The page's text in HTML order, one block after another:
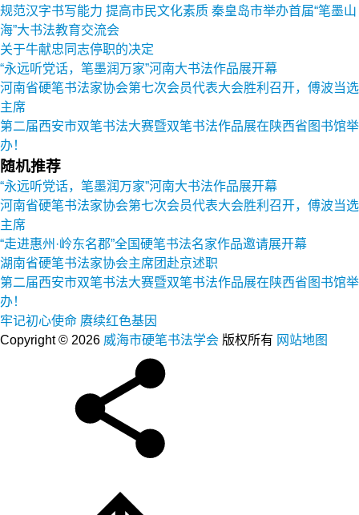
规范汉字书写能力 提高市民文化素质 秦皇岛市举办首届“笔墨山
海”大书法教育交流会
关于牛献忠同志停职的决定
“永远听党话，笔墨润万家”河南大书法作品展开幕
河南省硬笔书法家协会第七次会员代表大会胜利召开，傅波当选
主席
第二届西安市双笔书法大赛暨双笔书法作品展在陕西省图书馆举
办！
随机推荐
“永远听党话，笔墨润万家”河南大书法作品展开幕
河南省硬笔书法家协会第七次会员代表大会胜利召开，傅波当选
主席
“走进惠州·岭东名郡”全国硬笔书法名家作品邀请展开幕
湖南省硬笔书法家协会主席团赴京述职
第二届西安市双笔书法大赛暨双笔书法作品展在陕西省图书馆举
办！
牢记初心使命 赓续红色基因
Copyright © 2026 威海市硬笔书法学会 版权所有 网站地图